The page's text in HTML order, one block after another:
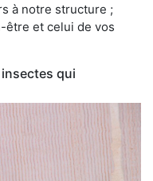
à notre structure ;
être et celui de vos
qui